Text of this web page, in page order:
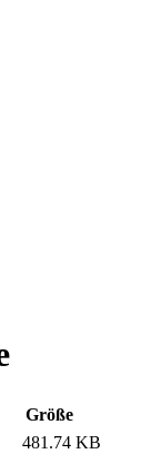
Größe
481.74 KB